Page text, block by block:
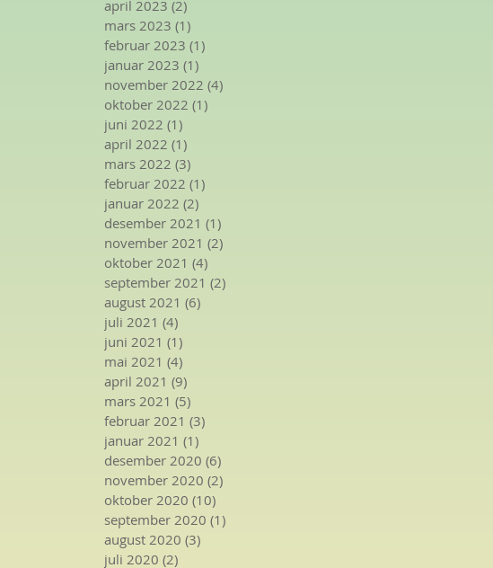
april 2023 (2)
mars 2023 (1)
februar 2023 (1)
januar 2023 (1)
november 2022 (4)
oktober 2022 (1)
juni 2022 (1)
april 2022 (1)
mars 2022 (3)
februar 2022 (1)
januar 2022 (2)
desember 2021 (1)
november 2021 (2)
oktober 2021 (4)
september 2021 (2)
august 2021 (6)
juli 2021 (4)
juni 2021 (1)
mai 2021 (4)
april 2021 (9)
mars 2021 (5)
februar 2021 (3)
januar 2021 (1)
desember 2020 (6)
november 2020 (2)
oktober 2020 (10)
september 2020 (1)
august 2020 (3)
juli 2020 (2)